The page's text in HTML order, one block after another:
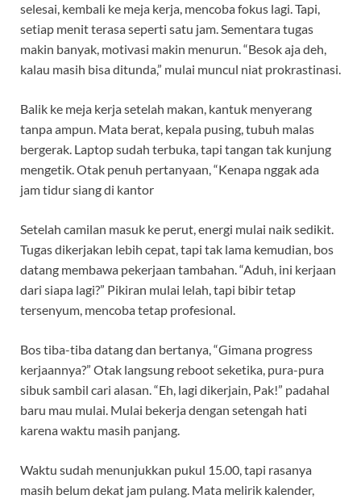
selesai, kembali ke meja kerja, mencoba fokus lagi. Tapi,
setiap menit terasa seperti satu jam. Sementara tugas
makin banyak, motivasi makin menurun. “Besok aja deh,
kalau masih bisa ditunda,” mulai muncul niat prokrastinasi.
Balik ke meja kerja setelah makan, kantuk menyerang
tanpa ampun. Mata berat, kepala pusing, tubuh malas
bergerak. Laptop sudah terbuka, tapi tangan tak kunjung
mengetik. Otak penuh pertanyaan, “Kenapa nggak ada
jam tidur siang di kantor
Setelah camilan masuk ke perut, energi mulai naik sedikit.
Tugas dikerjakan lebih cepat, tapi tak lama kemudian, bos
datang membawa pekerjaan tambahan. “Aduh, ini kerjaan
dari siapa lagi?” Pikiran mulai lelah, tapi bibir tetap
tersenyum, mencoba tetap profesional.
Bos tiba-tiba datang dan bertanya, “Gimana progress
kerjaannya?” Otak langsung reboot seketika, pura-pura
sibuk sambil cari alasan. “Eh, lagi dikerjain, Pak!” padahal
baru mau mulai. Mulai bekerja dengan setengah hati
karena waktu masih panjang.
Waktu sudah menunjukkan pukul 15.00, tapi rasanya
masih belum dekat jam pulang. Mata melirik kalender,